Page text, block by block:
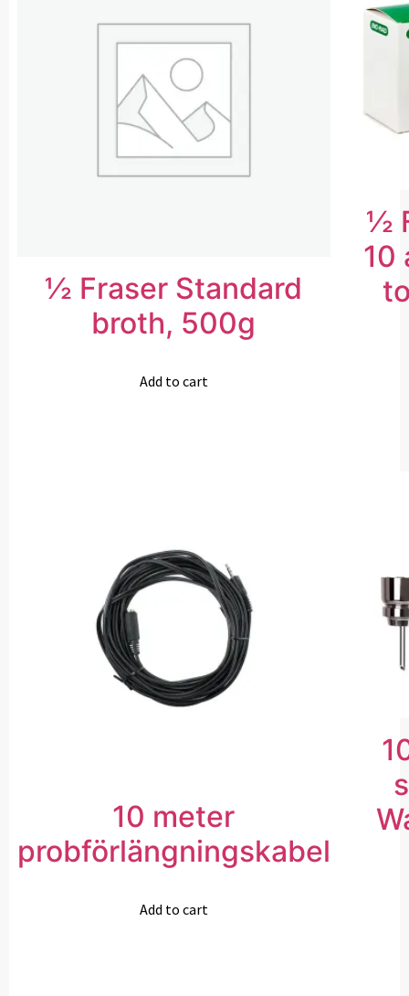
½ Fraser Standard
broth, 500g
Add to cart
½
10
10 meter
probförlängningskabel
Add to cart